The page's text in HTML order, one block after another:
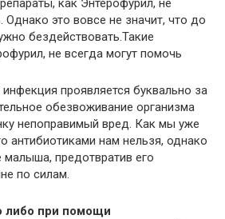
как Энтерофурил, не
Однако это вовсе не значит, что до
бездействовать.Такие
не всегда могут помочь
проявляется буквально за
обезвоживание организма
непоправимый вред. Как мы уже
антибиотиками нам нельзя, однако
малыша, предотвратив его
по силам.
либо при помощи